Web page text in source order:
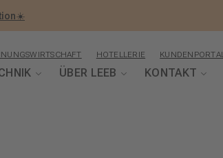
HOTELLERIE KUNDENPORTAL
ÜBER LEEB KONTAKT